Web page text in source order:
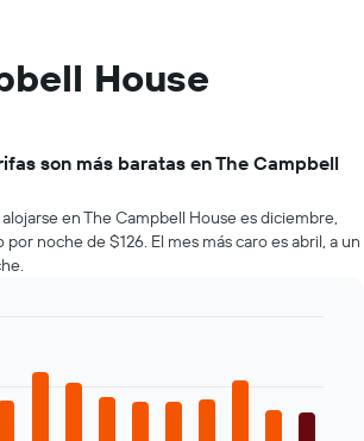
House
son más baratas en The Campbell
en The Campbell House es diciembre,
noche de $126. El mes más caro es abril, a un